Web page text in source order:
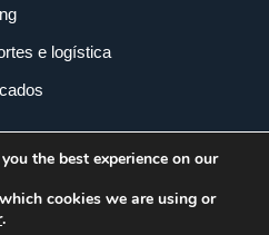
e logística
the best experience on our
cookies we are using or
.